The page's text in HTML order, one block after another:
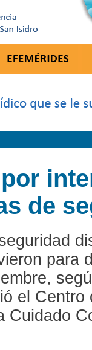
de
para
el Centro
Cuidado